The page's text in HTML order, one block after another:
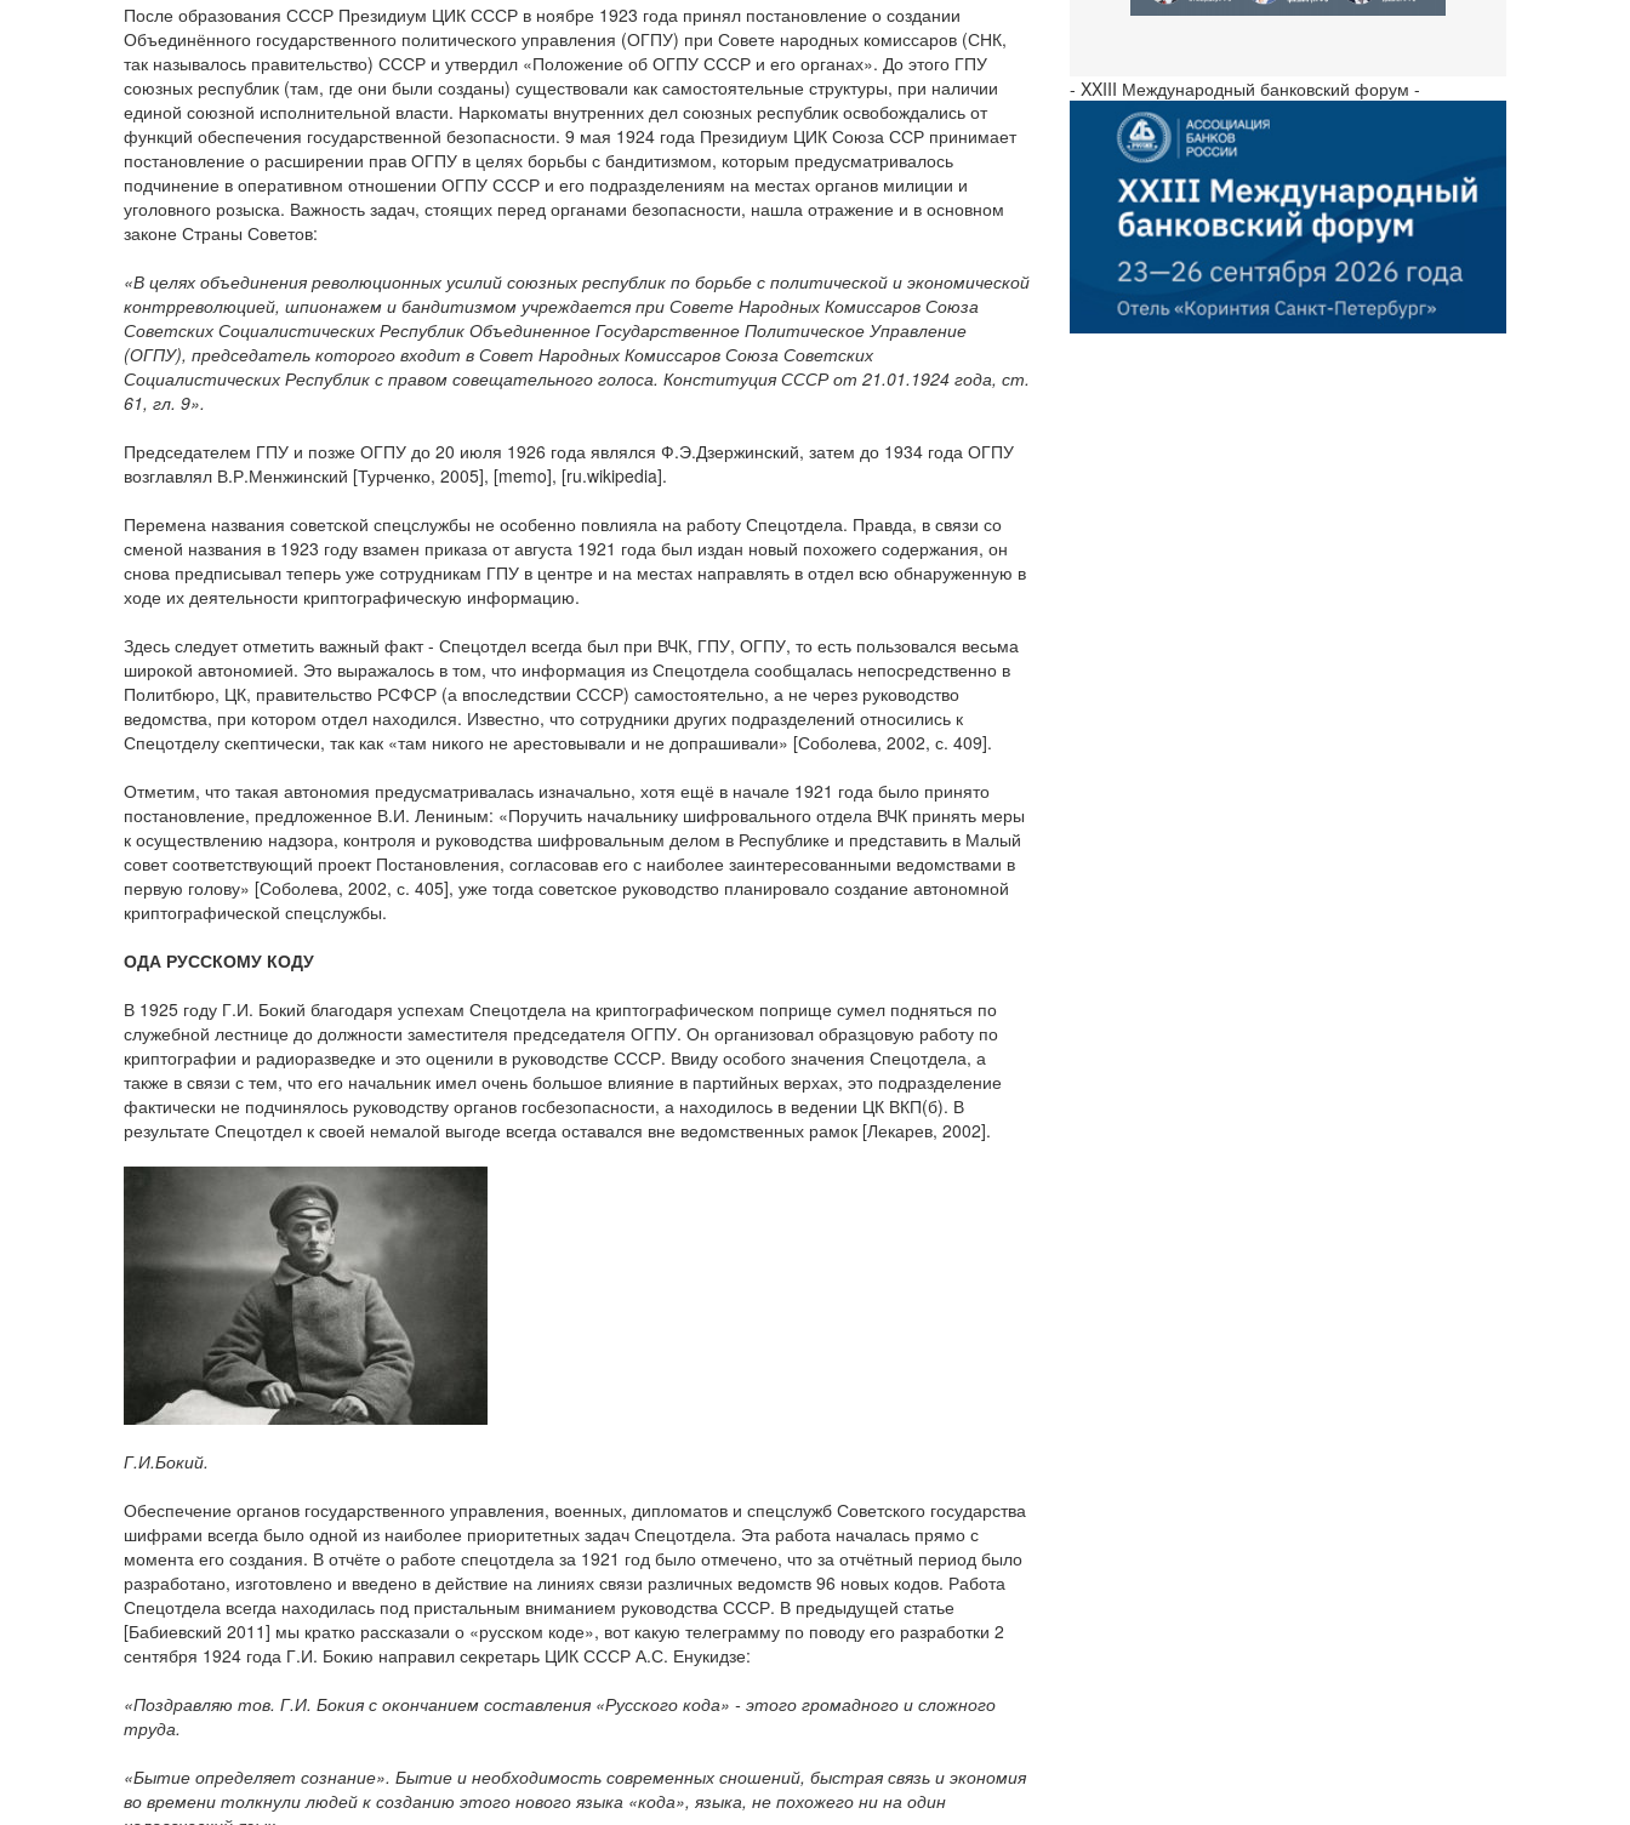
После образования СССР Президиум ЦИК СССР в ноябре 1923 года принял постановление о создании
Объединённого государственного политического управления (ОГПУ) при Совете народных комиссаров (СНК,
так называлось правительство) СССР и утвердил «Положение об ОГПУ СССР и его органах». До этого ГПУ
союзных республик (там, где они были созданы) существовали как самостоятельные структуры, при наличии
единой союзной исполнительной власти. Наркоматы внутренних дел союзных республик освобождались от
функций обеспечения государственной безопасности. 9 мая 1924 года Президиум ЦИК Союза ССР принимает
постановление о расширении прав ОГПУ в целях борьбы с бандитизмом, которым предусматривалось
подчинение в оперативном отношении ОГПУ СССР и его подразделениям на местах органов милиции и
уголовного розыска. Важность задач, стоящих перед органами безопасности, нашла отражение и в основном
законе Страны Советов:
«В целях объединения революционных усилий союзных республик по борьбе с политической и экономической
контрреволюцией, шпионажем и бандитизмом учреждается при Совете Народных Комиссаров Союза
Советских Социалистических Республик Объединенное Государственное Политическое Управление
(ОГПУ), председатель которого входит в Совет Народных Комиссаров Союза Советских
Социалистических Республик с правом совещательного голоса. Конституция СССР от 21.01.1924 года, ст.
61, гл. 9».
Председателем ГПУ и позже ОГПУ до 20 июля 1926 года являлся Ф.Э.Дзержинский, затем до 1934 года ОГПУ
возглавлял В.Р.Менжинский [Турченко, 2005], [memo], [ru.wikipedia].
Перемена названия советской спецслужбы не особенно повлияла на работу Спецотдела. Правда, в связи со
сменой названия в 1923 году взамен приказа от августа 1921 года был издан новый похожего содержания, он
снова предписывал теперь уже сотрудникам ГПУ в центре и на местах направлять в отдел всю обнаруженную в
ходе их деятельности криптографическую информацию.
Здесь следует отметить важный факт - Спецотдел всегда был при ВЧК, ГПУ, ОГПУ, то есть пользовался весьма
широкой автономией. Это выражалось в том, что информация из Спецотдела сообщалась непосредственно в
Политбюро, ЦК, правительство РСФСР (а впоследствии СССР) самостоятельно, а не через руководство
ведомства, при котором отдел находился. Известно, что сотрудники других подразделений относились к
Спецотделу скептически, так как «там никого не арестовывали и не допрашивали» [Соболева, 2002, с. 409].
Отметим, что такая автономия предусматривалась изначально, хотя ещё в начале 1921 года было принято
постановление, предложенное В.И. Лениным: «Поручить начальнику шифровального отдела ВЧК принять меры
к осуществлению надзора, контроля и руководства шифровальным делом в Республике и представить в Малый
совет соответствующий проект Постановления, согласовав его с наиболее заинтересованными ведомствами в
первую голову» [Соболева, 2002, с. 405], уже тогда советское руководство планировало создание автономной
криптографической спецслужбы.
ОДА РУССКОМУ КОДУ
В 1925 году Г.И. Бокий благодаря успехам Спецотдела на криптографическом поприще сумел подняться по
служебной лестнице до должности заместителя председателя ОГПУ. Он организовал образцовую работу по
криптографии и радиоразведке и это оценили в руководстве СССР. Ввиду особого значения Спецотдела, а
также в связи с тем, что его начальник имел очень большое влияние в партийных верхах, это подразделение
фактически не подчинялось руководству органов госбезопасности, а находилось в ведении ЦК ВКП(б). В
результате Спецотдел к своей немалой выгоде всегда оставался вне ведомственных рамок [Лекарев, 2002].
Г.И.Бокий.
Обеспечение органов государственного управления, военных, дипломатов и спецслужб Советского государства
шифрами всегда было одной из наиболее приоритетных задач Спецотдела. Эта работа началась прямо с
момента его создания. В отчёте о работе спецотдела за 1921 год было отмечено, что за отчётный период было
разработано, изготовлено и введено в действие на линиях связи различных ведомств 96 новых кодов. Работа
Спецотдела всегда находилась под пристальным вниманием руководства СССР. В предыдущей статье
[Бабиевский 2011] мы кратко рассказали о «русском коде», вот какую телеграмму по поводу его разработки 2
сентября 1924 года Г.И. Бокию направил секретарь ЦИК СССР А.С. Енукидзе:
«Поздравляю тов. Г.И. Бокия с окончанием составления «Русского кода» - этого громадного и сложного
труда.
«Бытие определяет сознание». Бытие и необходимость современных сношений, быстрая связь и экономия
во времени толкнули людей к созданию этого нового языка «кода», языка, не похожего ни на один
- XXIII Международный банковский форум -